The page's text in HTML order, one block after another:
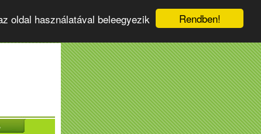
Rendben!
oldal használatával beleegyezik